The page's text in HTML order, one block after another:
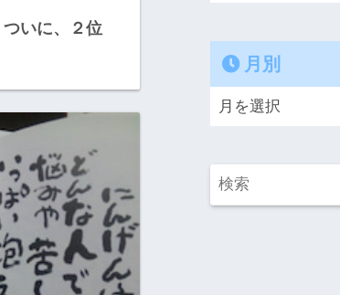
いに、２位
月別